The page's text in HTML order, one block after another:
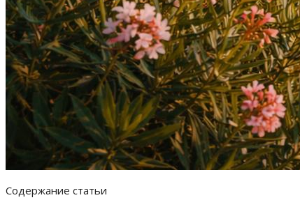
Содержание статьи